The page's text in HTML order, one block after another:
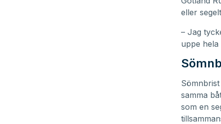
eller
– Jag
uppe hela
samma
som en